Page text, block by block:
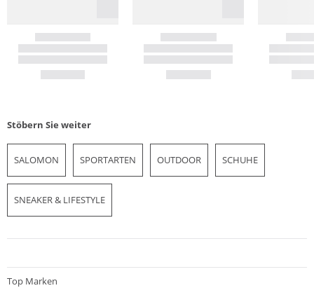
Stöbern Sie weiter
SALOMON SPORTARTEN OUTDOOR SCHUHE
SNEAKER & LIFESTYLE
Top Marken